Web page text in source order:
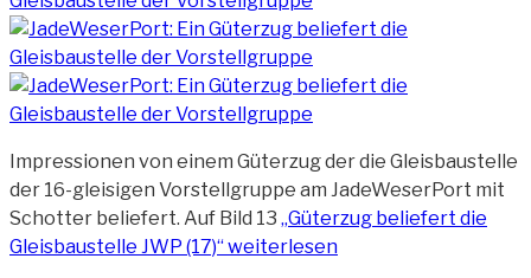
Impressionen von einem Güterzug der die Gleisbaustelle
der 16-gleisigen Vorstellgruppe am JadeWeserPort mit
Schotter beliefert. Auf Bild 13 „Güterzug beliefert die
Gleisbaustelle JWP (17)“weiterlesen